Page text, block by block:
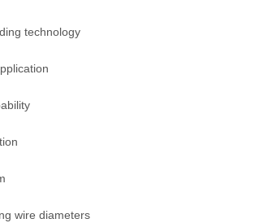
technology
wire diameters